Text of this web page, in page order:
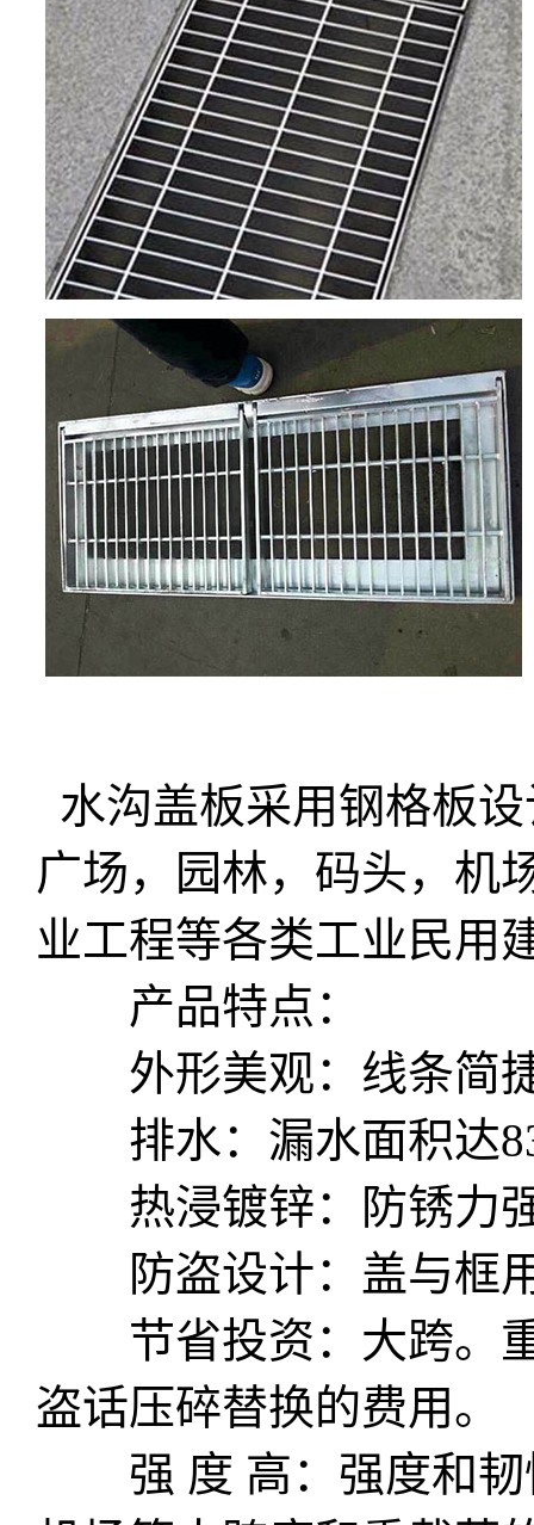
水沟盖板采用钢格板
广场，园林，码头，机
业工程等各类工业民用
产品特点：
外形美观：线条简捷
排水：漏水面积达
热浸镀锌：防锈力
防盗设计：盖与框用
节省投资：大跨。重
盗话压碎替换的费用。
强 度 高：强度和韧